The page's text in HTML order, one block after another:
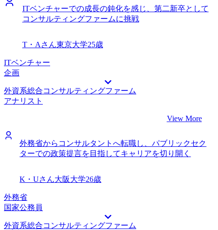
ITベンチャーでの成長の鈍化を感じ、第二新卒として
コンサルティングファームに挑戦
T・Aさん東京大学25歳
ITベンチャー
企画
外資系総合コンサルティングファーム
アナリスト
View More
外務省からコンサルタントへ転職し、パブリックセク
ターでの政策提言を目指してキャリアを切り開く
K・Uさん大阪大学26歳
外務省
国家公務員
外資系総合コンサルティングファーム